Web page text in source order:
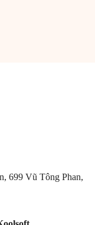
699 Vũ Tông Phan,